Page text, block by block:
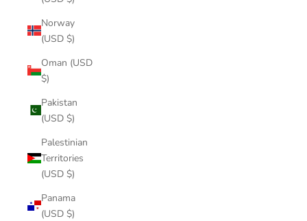
Norway
(USD $)
Oman (USD
$)
Pakistan
(USD $)
Palestinian
Territories
(USD $)
Panama
(USD $)